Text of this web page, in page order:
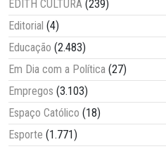
EDITH CULTURA (239)
Editorial (4)
Educação (2.483)
Em Dia com a Política (27)
Empregos (3.103)
Espaço Católico (18)
Esporte (1.771)